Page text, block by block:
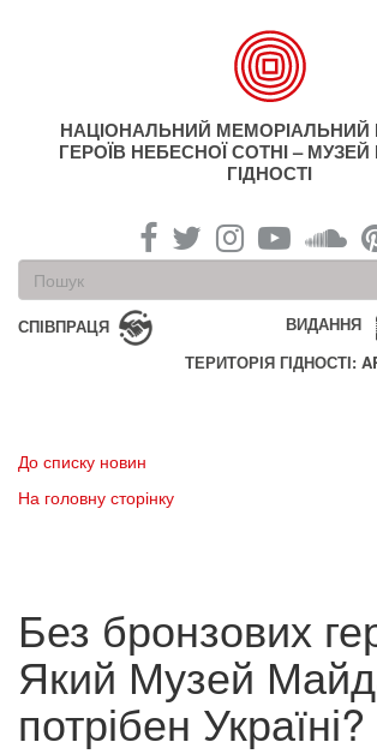
НАЦІОНАЛЬНИЙ
ГЕРОЇВ НЕБЕСНОЇ СОТНІ –
ГІДНОСТІ
Пошукова
форма
Пошук
СПІВПРАЦЯ
ВИДАННЯ
ТЕРИТОРІЯ ГІДНОСТІ:
До списку новин
На головну сторінку
Без бронзових
Який Музей
потрібен Україні?